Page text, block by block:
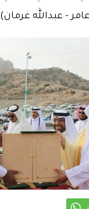
- عبدالله غرمان)40